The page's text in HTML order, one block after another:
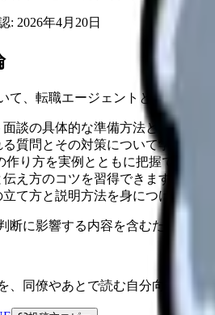
: 2026年4月20日
て、転職エージェントとの面談は
談の具体的な準備方法と注意点を
質問とその対策について学べます
作り方を実例とともに把握できます
え方のコツを習得できます
て方と説明方法を身につけられま
断に影響する内容を含むため、制
、同僚やあとで読む自分向けに残